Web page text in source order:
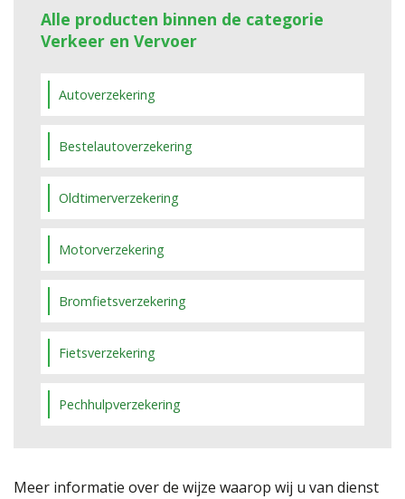
Alle producten binnen de categorie
Verkeer en Vervoer
Autoverzekering
Bestelautoverzekering
Oldtimerverzekering
Motorverzekering
Bromfietsverzekering
Fietsverzekering
Pechhulpverzekering
Meer informatie over de wijze waarop wij u van dienst